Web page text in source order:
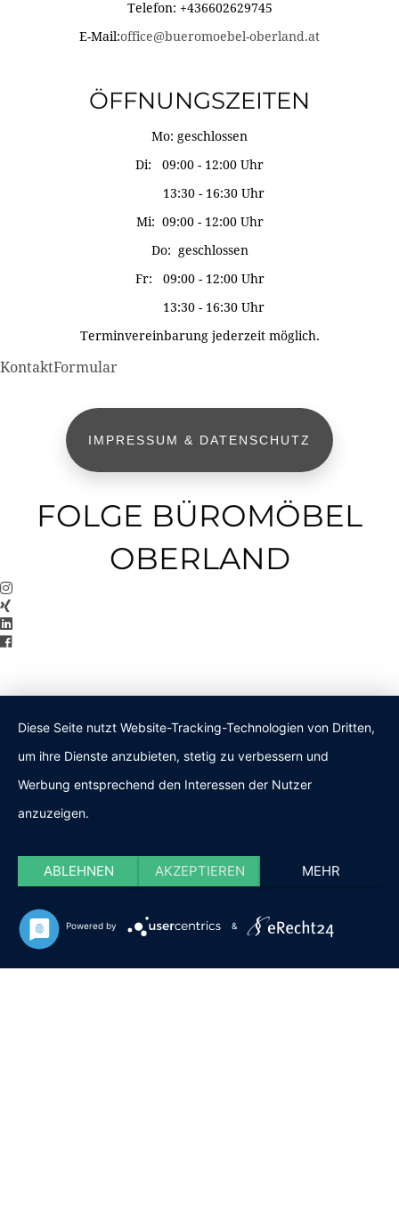
Telefon: +436602629745
E-Mail:office@bueromoebel-oberland.at
ÖFFNUNGSZEITEN
Mo: geschlossen
Di: 09:00 - 12:00 Uhr
13:30 - 16:30 Uhr
Mi: 09:00 - 12:00 Uhr
Do: geschlossen
Fr: 09:00 - 12:00 Uhr
13:30 - 16:30 Uhr
Terminvereinbarung jederzeit möglich.
KontaktFormular
IMPRESSUM & DATENSCHUTZ
FOLGE BÜROMÖBEL
OBERLAND
Diese Seite nutzt Website-Tracking-Technologien von Dritten,
um ihre Dienste anzubieten, stetig zu verbessern und
Werbung entsprechend den Interessen der Nutzer
anzuzeigen.
ABLEHNEN AKZEPTIEREN MEHR
Powered by &